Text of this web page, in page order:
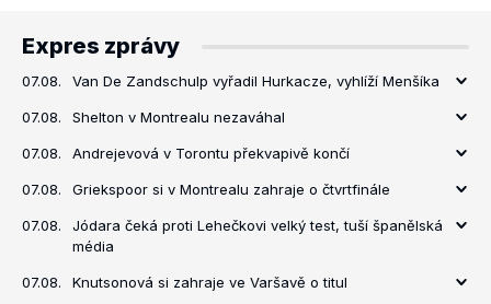
Expres zprávy
07.08. Van De Zandschulp vyřadil Hurkacze, vyhlíží Menšíka
07.08. Shelton v Montrealu nezaváhal
07.08. Andrejevová v Torontu překvapivě končí
07.08. Griekspoor si v Montrealu zahraje o čtvrtfinále
07.08.
Jódara čeká proti Lehečkovi velký test, tuší španělská
média
07.08. Knutsonová si zahraje ve Varšavě o titul